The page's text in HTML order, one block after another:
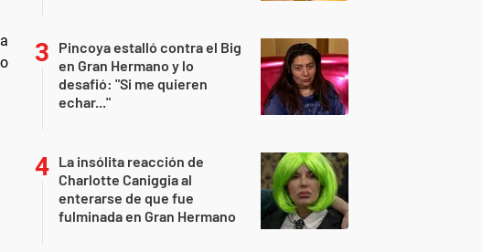
Pincoya estalló contra el Big
en Gran Hermano y lo
desafió: "Si me quieren
echar..."
La insólita reacción de
Charlotte Caniggia al
enterarse de que fue
fulminada en Gran Hermano